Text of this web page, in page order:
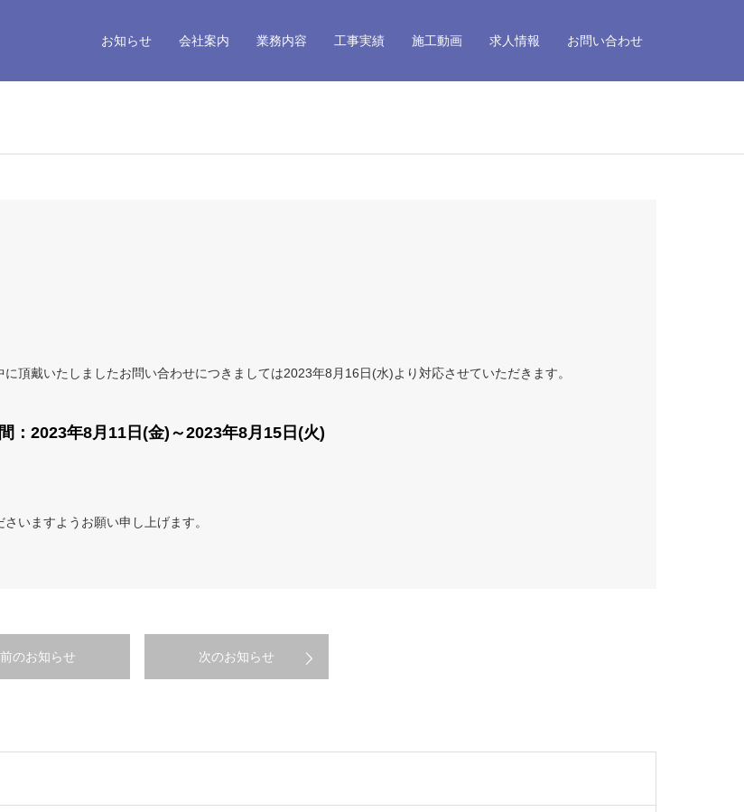
お知らせ 会社案内 業務内容 工事実績 施工動画 求人情報 お問い合わせ
頂戴いたしましたお問い合わせにつきましては2023年8月16日(水)より対応させていただきます。
：2023年8月11日(金)～2023年8月15日(火)
いますようお願い申し上げます。
前のお知らせ 次のお知らせ